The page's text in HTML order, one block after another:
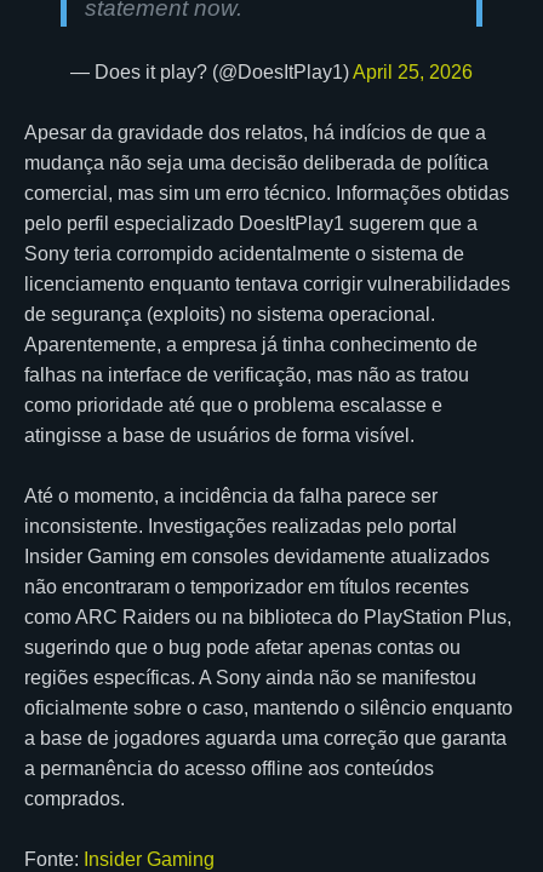
statement now.
— Does it play? (@DoesItPlay1)April 25, 2026
Apesar da gravidade dos relatos, há indícios de que a
mudança não seja uma decisão deliberada de política
comercial, mas sim um erro técnico. Informações obtidas
pelo perfil especializado DoesItPlay1 sugerem que a
Sony teria corrompido acidentalmente o sistema de
licenciamento enquanto tentava corrigir vulnerabilidades
de segurança (exploits) no sistema operacional.
Aparentemente, a empresa já tinha conhecimento de
falhas na interface de verificação, mas não as tratou
como prioridade até que o problema escalasse e
atingisse a base de usuários de forma visível.
Até o momento, a incidência da falha parece ser
inconsistente. Investigações realizadas pelo portal
Insider Gaming em consoles devidamente atualizados
não encontraram o temporizador em títulos recentes
como ARC Raiders ou na biblioteca do PlayStation Plus,
sugerindo que o bug pode afetar apenas contas ou
regiões específicas. A Sony ainda não se manifestou
oficialmente sobre o caso, mantendo o silêncio enquanto
a base de jogadores aguarda uma correção que garanta
a permanência do acesso offline aos conteúdos
comprados.
Fonte: Insider Gaming